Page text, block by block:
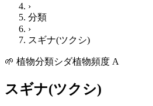
›
分類
›
スギナ(ツクシ)
🌱 植物分類シダ植物頻度 A
スギナ(ツクシ)